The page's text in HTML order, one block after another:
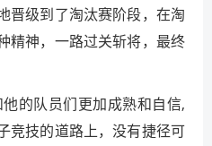
晋级到了淘汰赛阶段，在淘
精神，一路过关斩将，最终
的队员们更加成熟和自信,
竞技的道路上，没有捷径可